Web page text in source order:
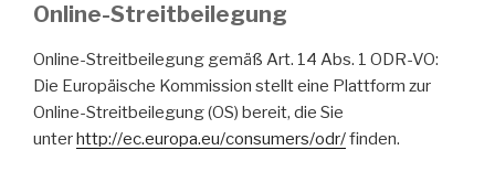
Online-Streitbeilegung
Online-Streitbeilegung gemäß Art. 14 Abs. 1 ODR-VO:
Die Europäische Kommission stellt eine Plattform zur
Online-Streitbeilegung (OS) bereit, die Sie
unterhttp://ec.europa.eu/consumers/odr/finden.